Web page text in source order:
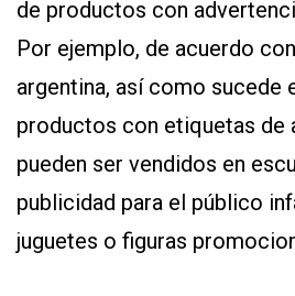
de productos con
Por ejemplo, de acuerdo
argentina, así como sucede
productos con etiquetas de
pueden ser vendidos en
publicidad para el público
juguetes o figuras